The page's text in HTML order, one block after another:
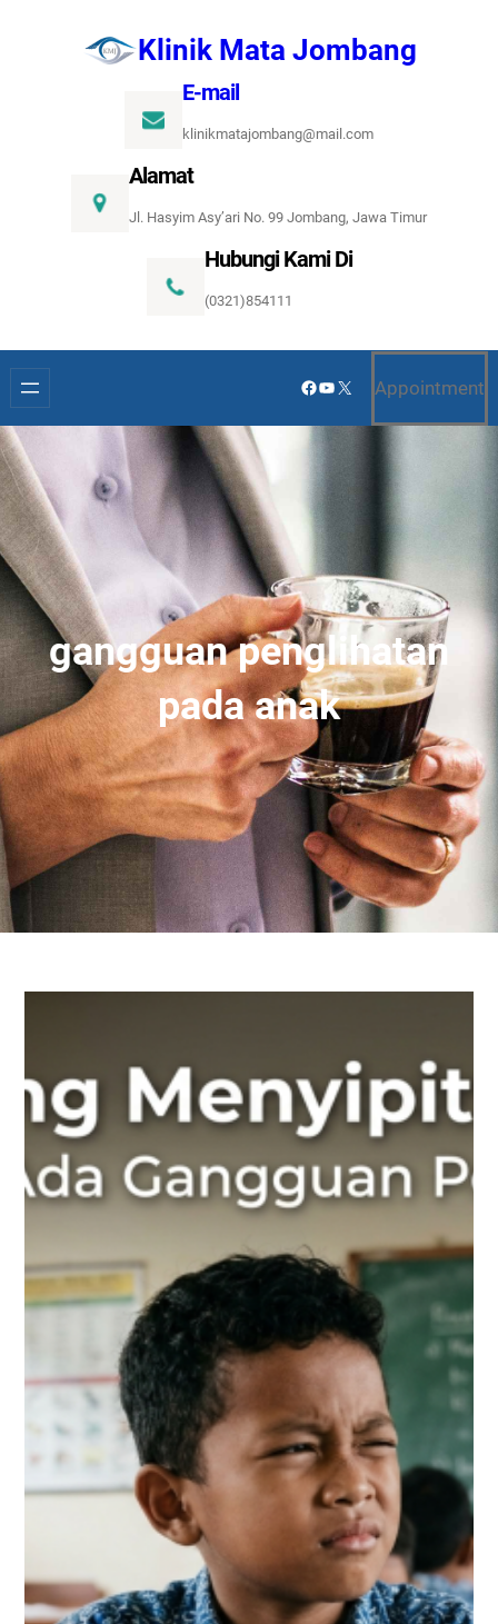
Klinik Mata Jombang
E-mail
klinikmatajombang@mail.com
Alamat
Jl. Hasyim Asy’ari No. 99 Jombang, Jawa Timur
Hubungi Kami Di
(0321)854111
Facebook
YouTube
X Appointment
gangguan penglihatan
pada anak